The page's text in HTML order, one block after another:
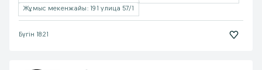
Жұмыс мекенжайы: 191 улица 57/1
Бүгін 18:21